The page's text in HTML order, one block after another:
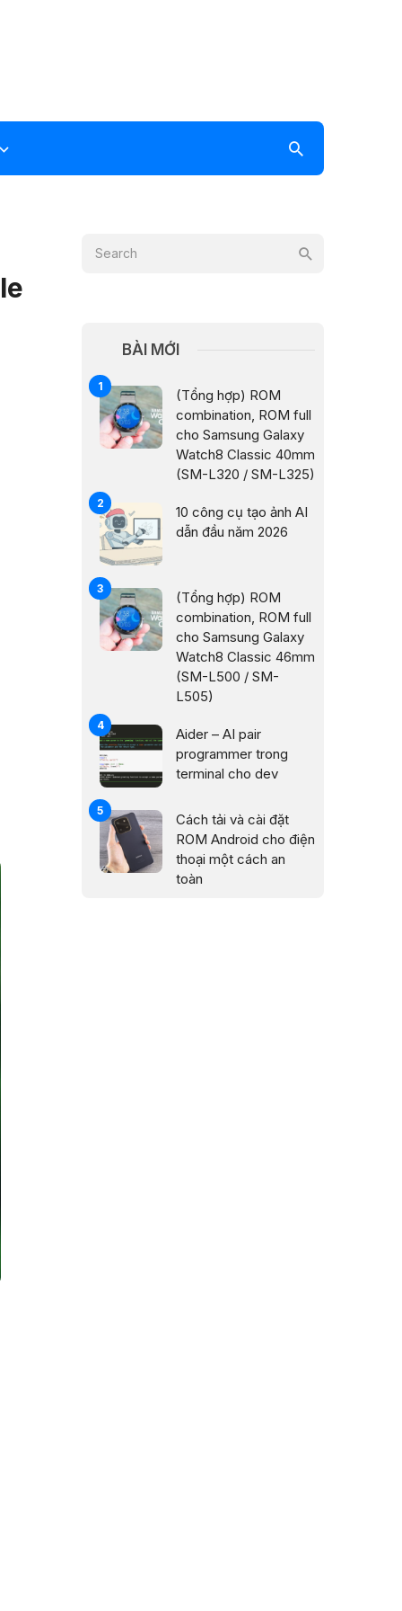
BÀI MỚI
(Tổng hợp) ROM
combination, ROM full
cho Samsung Galaxy
Watch8 Classic 40mm
(SM-L320 / SM-L325)
10 công cụ tạo ảnh AI
dẫn đầu năm 2026
(Tổng hợp) ROM
combination, ROM full
cho Samsung Galaxy
Watch8 Classic 46mm
(SM-L500 / SM-
L505)
Aider – AI pair
programmer trong
terminal cho dev
Cách tải và cài đặt
ROM Android cho điện
thoại một cách an
toàn